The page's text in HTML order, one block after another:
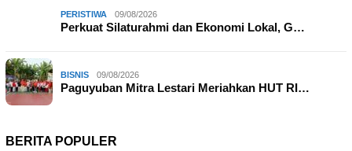
PERISTIWA 09/08/2026
Perkuat Silaturahmi dan Ekonomi Lokal, G…
BISNIS 09/08/2026
Paguyuban Mitra Lestari Meriahkan HUT RI…
BERITA POPULER